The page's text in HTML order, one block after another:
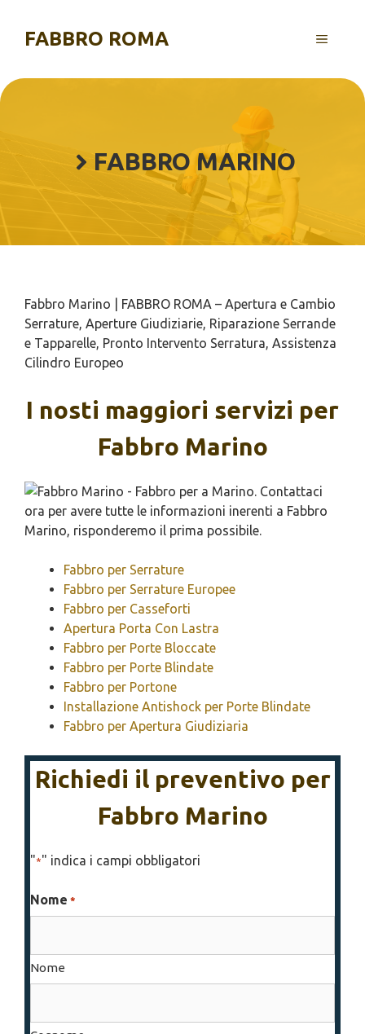
contenuto
FABBRO ROMA MENU
FABBRO MARINO
Fabbro Marino | FABBRO ROMA – Apertura e Cambio
Serrature, Aperture Giudiziarie, Riparazione Serrande
e Tapparelle, Pronto Intervento Serratura, Assistenza
Cilindro Europeo
I nosti maggiori servizi per
Fabbro Marino
Fabbro per Serrature
Fabbro per Serrature Europee
Fabbro per Casseforti
Apertura Porta Con Lastra
Fabbro per Porte Bloccate
Fabbro per Porte Blindate
Fabbro per Portone
Installazione Antishock per Porte Blindate
Fabbro per Apertura Giudiziaria
Richiedi il preventivo per
Fabbro Marino
"*" indica i campi obbligatori
Nome *
Nome